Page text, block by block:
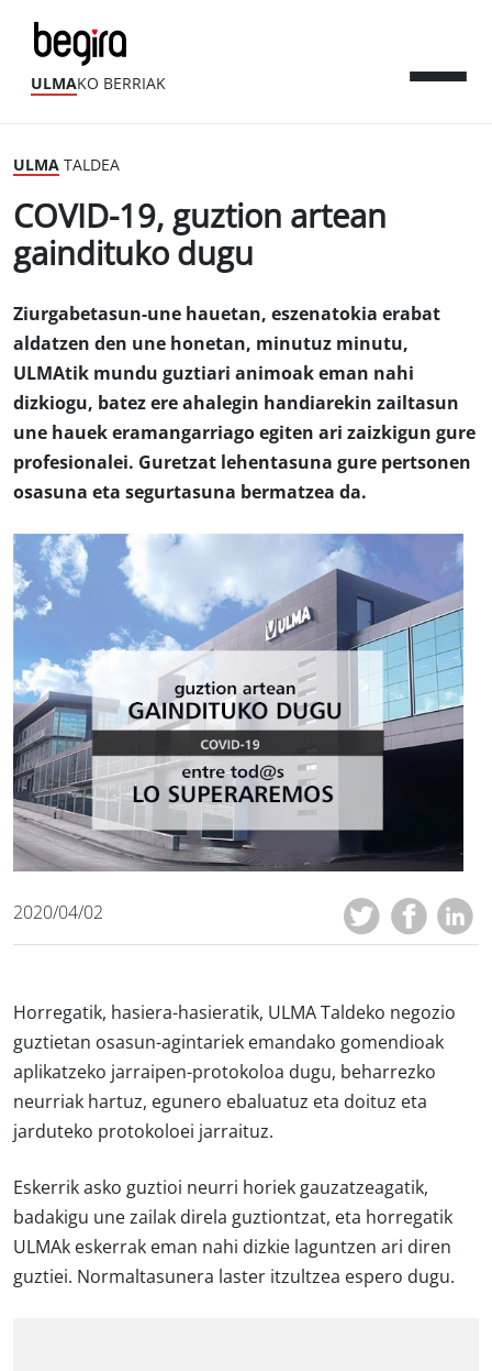
ULMAKO BERRIAK
ULMA TALDEA
COVID-19, guztion artean
gaindituko dugu
Ziurgabetasun-une hauetan, eszenatokia erabat
aldatzen den une honetan, minutuz minutu,
ULMAtik mundu guztiari animoak eman nahi
dizkiogu, batez ere ahalegin handiarekin zailtasun
une hauek eramangarriago egiten ari zaizkigun gure
profesionalei. Guretzat lehentasuna gure pertsonen
osasuna eta segurtasuna bermatzea da.
2020/04/02
Horregatik, hasiera-hasieratik, ULMA Taldeko negozio
guztietan osasun-agintariek emandako gomendioak
aplikatzeko jarraipen-protokoloa dugu, beharrezko
neurriak hartuz, egunero ebaluatuz eta doituz eta
jarduteko protokoloei jarraituz.
Eskerrik asko guztioi neurri horiek gauzatzeagatik,
badakigu une zailak direla guztiontzat, eta horregatik
ULMAk eskerrak eman nahi dizkie laguntzen ari diren
guztiei. Normaltasunera laster itzultzea espero dugu.